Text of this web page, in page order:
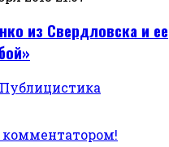
из Свердловска и ее
Публицистика